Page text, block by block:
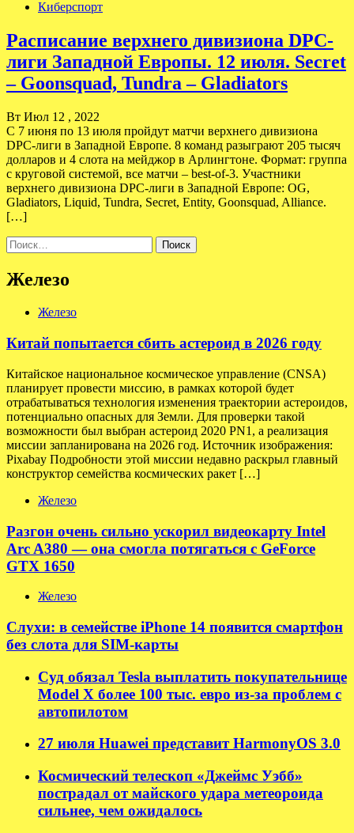
Киберспорт
Расписание верхнего дивизиона DPC-
лиги Западной Европы. 12 июля. Secret
– Goonsquad, Tundra – Gladiators
Вт Июл 12 , 2022
С 7 июня по 13 июля пройдут матчи верхнего дивизиона
DPC-лиги в Западной Европе. 8 команд разыграют 205 тысяч
долларов и 4 слота на мейджор в Арлингтоне. Формат: группа
с круговой системой, все матчи – best-of-3. Участники
верхнего дивизиона DPC-лиги в Западной Европе: OG,
Gladiators, Liquid, Tundra, Secret, Entity, Goonsquad, Alliance.
[…]
Найти:
Железо
Железо
Китай попытается сбить астероид в 2026 году
Китайское национальное космическое управление (CNSA)
планирует провести миссию, в рамках которой будет
отрабатываться технология изменения траектории астероидов,
потенциально опасных для Земли. Для проверки такой
возможности был выбран астероид 2020 PN1, а реализация
миссии запланирована на 2026 год. Источник изображения:
Pixabay Подробности этой миссии недавно раскрыл главный
конструктор семейства космических ракет […]
Железо
Разгон очень сильно ускорил видеокарту Intel
Arc A380 — она смогла потягаться с GeForce
GTX 1650
Железо
Слухи: в семействе iPhone 14 появится смартфон
без слота для SIM-карты
Суд обязал Tesla выплатить покупательнице
Model X более 100 тыс. евро из-за проблем с
автопилотом
27 июля Huawei представит HarmonyOS 3.0
Космический телескоп «Джеймс Уэбб»
пострадал от майского удара метеороида
сильнее, чем ожидалось